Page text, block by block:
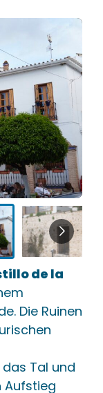
de la
Die Ruinen
Tal und
Aufstieg